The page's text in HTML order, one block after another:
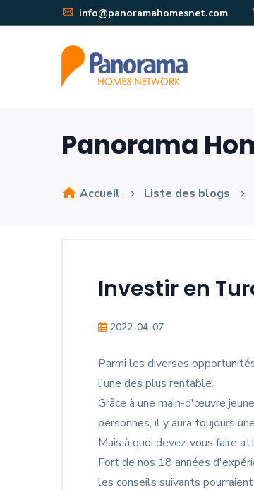
info@panoramahomesnet.com
Panorama
Accueil Liste des blogs
Investir en
2022-04-07
Parmi les diverses
l'une des plus rentable.
Grâce à une main-d'œuvre
personnes, il y aura toujours
Mais à quoi devez-vous faire
Fort de nos 18 années
les conseils suivants